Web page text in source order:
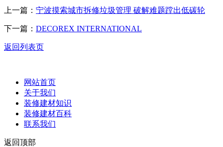
上一篇： 宁波摸索城市拆修垃圾管理 破解难题蹚出低碳轮
下一篇： DECOREX INTERNATIONAL
返回列表页
网站首页
关于我们
装修建材知识
装修建材百科
联系我们
返回顶部